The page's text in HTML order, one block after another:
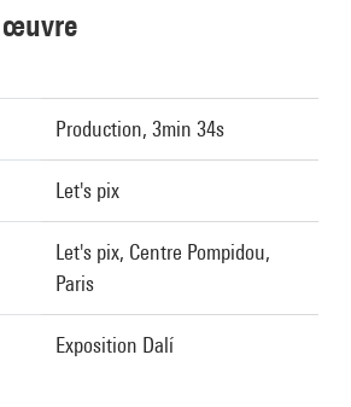
œuvre
Production, 3min 34s
Let's pix
Let's pix, Centre Pompidou,
Paris
Exposition Dalí